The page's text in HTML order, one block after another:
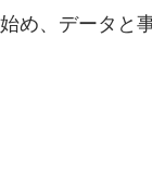
め、データと